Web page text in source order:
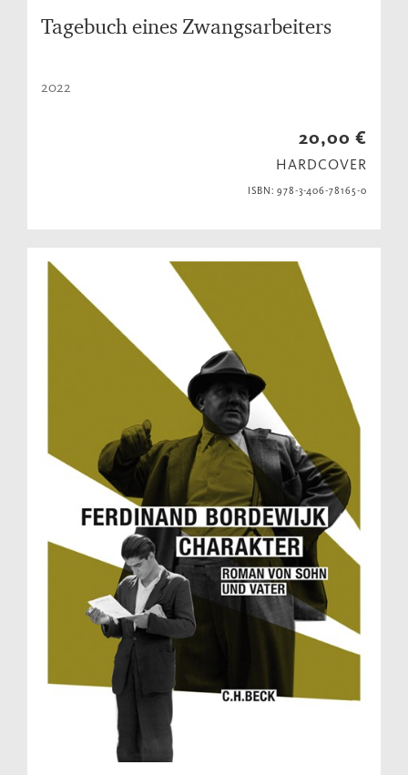
Tagebuch eines Zwangsarbeiters
2022
20,00 €
HARDCOVER
ISBN: 978-3-406-78165-0